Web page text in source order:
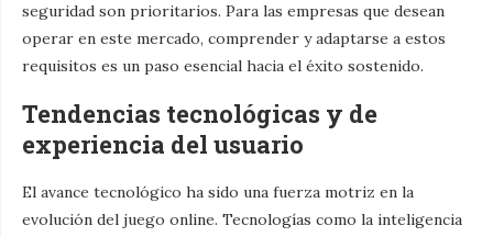
seguridad son prioritarios. Para las empresas que desean
operar en este mercado, comprender y adaptarse a estos
requisitos es un paso esencial hacia el éxito sostenido.
Tendencias tecnológicas y de
experiencia del usuario
El avance tecnológico ha sido una fuerza motriz en la
evolución del juego online. Tecnologías como la inteligencia